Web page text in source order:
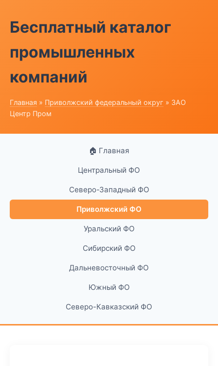
Бесплатный каталог
промышленных
компаний
Главная » Приволжский федеральный округ » ЗАО
Центр Пром
🏠 Главная
Центральный ФО
Северо-Западный ФО
Приволжский ФО
Уральский ФО
Сибирский ФО
Дальневосточный ФО
Южный ФО
Северо-Кавказский ФО